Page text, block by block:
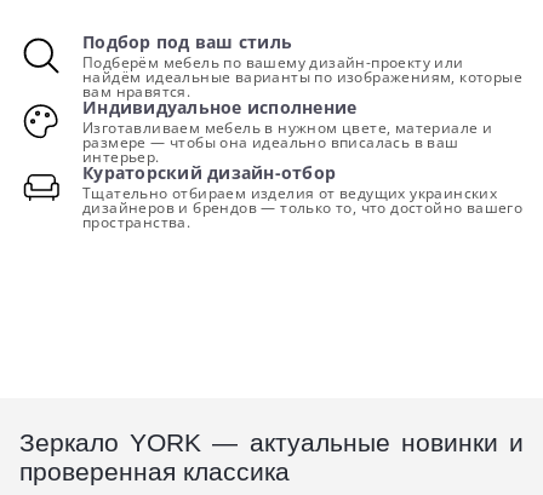
Подбор под ваш стиль
Подберём мебель по вашему дизайн-проекту или
найдём идеальные варианты по изображениям, которые
вам нравятся.
Индивидуальное исполнение
Изготавливаем мебель в нужном цвете, материале и
размере — чтобы она идеально вписалась в ваш
интерьер.
Кураторский дизайн-отбор
Тщательно отбираем изделия от ведущих украинских
дизайнеров и брендов — только то, что достойно вашего
пространства.
Зеркало YORK — актуальные новинки и
проверенная классика